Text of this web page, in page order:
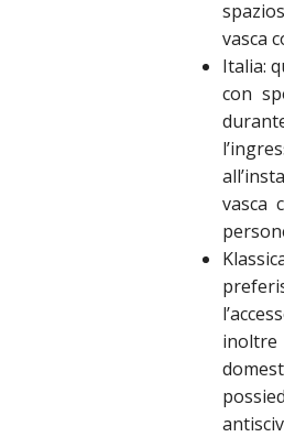
vasca
Italia:
con
vasca
inoltre